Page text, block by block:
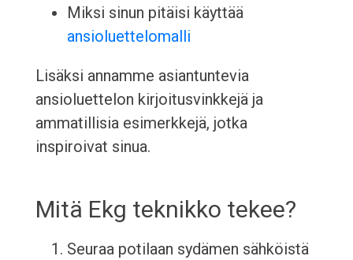
Miksi sinun pitäisi käyttää
ansioluettelomalli
Lisäksi annamme asiantuntevia
ansioluettelon kirjoitusvinkkejä ja
ammatillisia esimerkkejä, jotka
inspiroivat sinua.
Mitä Ekg teknikko tekee?
Seuraa potilaan sydämen sähköistä